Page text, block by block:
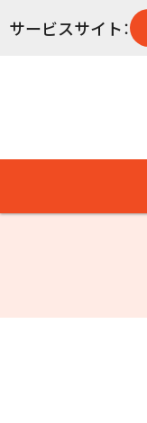
サービスサイト：